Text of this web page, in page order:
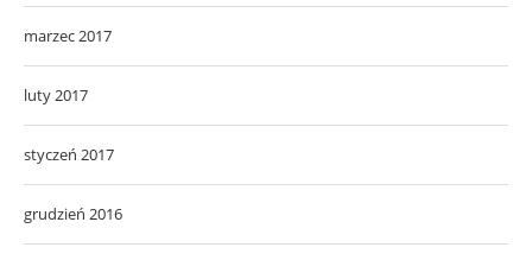
marzec 2017
luty 2017
styczeń 2017
grudzień 2016